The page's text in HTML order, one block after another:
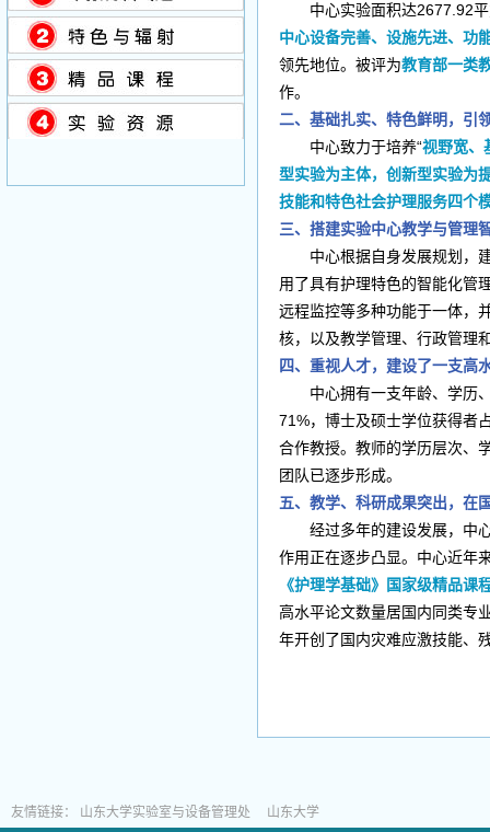
中心实验面积达2677.92平
中心设备完善、设施先进、功
领先地位。被评为教育部一类
作。
二、基础扎实、特色鲜明，引
中心致力于培养“视野宽、
型实验为主体，创新型实验为
技能和特色社会护理服务四个
三、搭建实验中心教学与管理
中心根据自身发展规划，建
用了具有护理特色的智能化管
远程监控等多种功能于一体，
核，以及教学管理、行政管理
四、重视人才，建设了一支高
中心拥有一支年龄、学历、
71%，博士及硕士学位获得者
合作教授。教师的学历层次、
团队已逐步形成。
五、教学、科研成果突出，在
经过多年的建设发展，中心
作用正在逐步凸显。中心近年
《护理学基础》国家级精品
高水平论文数量居国内同类专
年开创了国内灾难应激技能、
友情链接： 山东大学实验室与设备管理处 山东大学